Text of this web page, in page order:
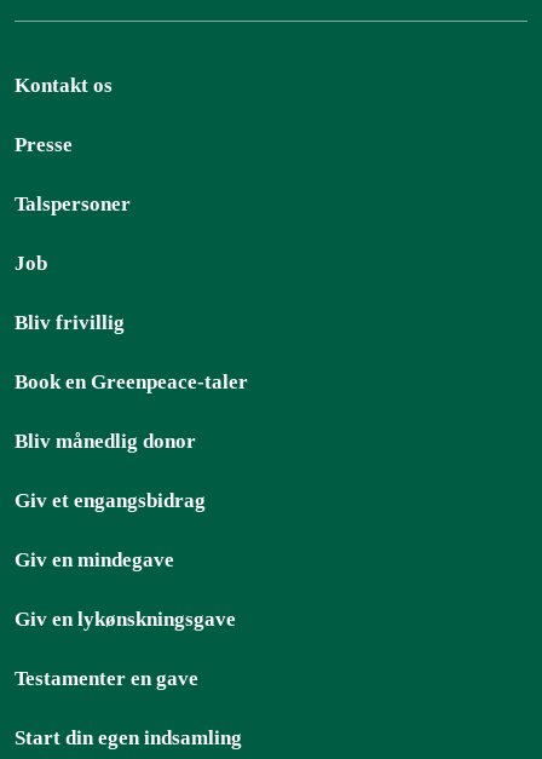
Kontakt os
Presse
Talspersoner
Job
Bliv frivillig
Book en Greenpeace-taler
Bliv månedlig donor
Giv et engangsbidrag
Giv en mindegave
Giv en lykønskningsgave
Testamenter en gave
Start din egen indsamling